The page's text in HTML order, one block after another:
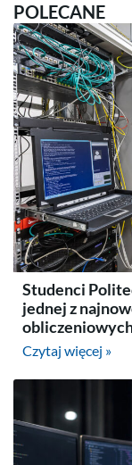
POLECANE
Studenci
jednej z
Czytaj więcej »